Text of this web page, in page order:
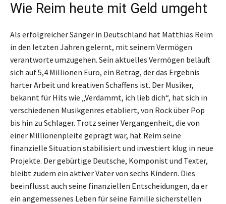
Wie Reim heute mit Geld umgeht
Als erfolgreicher Sänger in Deutschland hat Matthias Reim
in den letzten Jahren gelernt, mit seinem Vermögen
verantworte umzugehen. Sein aktuelles Vermögen beläuft
sich auf 5,4 Millionen Euro, ein Betrag, der das Ergebnis
harter Arbeit und kreativen Schaffens ist. Der Musiker,
bekannt für Hits wie „Verdammt, ich lieb dich“, hat sich in
verschiedenen Musikgenres etabliert, von Rock über Pop
bis hin zu Schlager. Trotz seiner Vergangenheit, die von
einer Millionenpleite geprägt war, hat Reim seine
finanzielle Situation stabilisiert und investiert klug in neue
Projekte. Der gebürtige Deutsche, Komponist und Texter,
bleibt zudem ein aktiver Vater von sechs Kindern. Dies
beeinflusst auch seine finanziellen Entscheidungen, da er
ein angemessenes Leben für seine Familie sicherstellen